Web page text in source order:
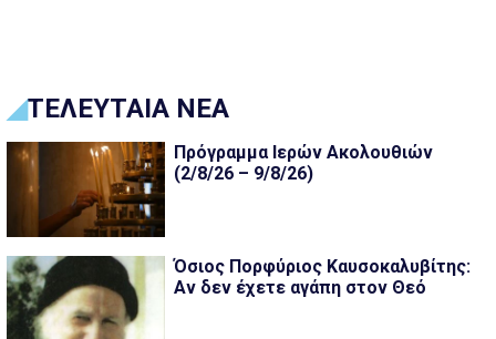
ΤΕΛΕΥΤΑΙΑ ΝΕΑ
Πρόγραμμα Ιερών Ακολουθιών
(2/8/26 – 9/8/26)
Όσιος Πορφύριος Καυσοκαλυβίτης:
Αν δεν έχετε αγάπη στον Θεό